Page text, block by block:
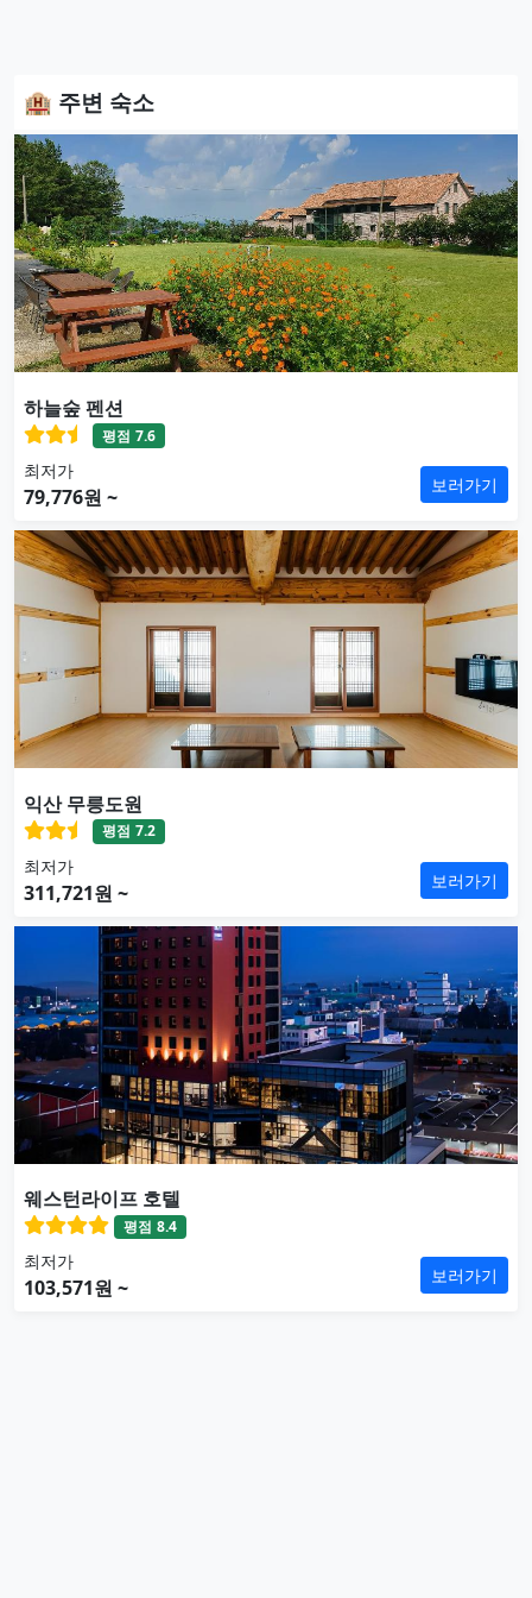
🏨 주변 숙소
하늘숲 펜션
평점 7.6
최저가
79,776원 ~ 보러가기
익산 무릉도원
평점 7.2
최저가
311,721원 ~ 보러가기
웨스턴라이프 호텔
평점 8.4
최저가
103,571원 ~ 보러가기